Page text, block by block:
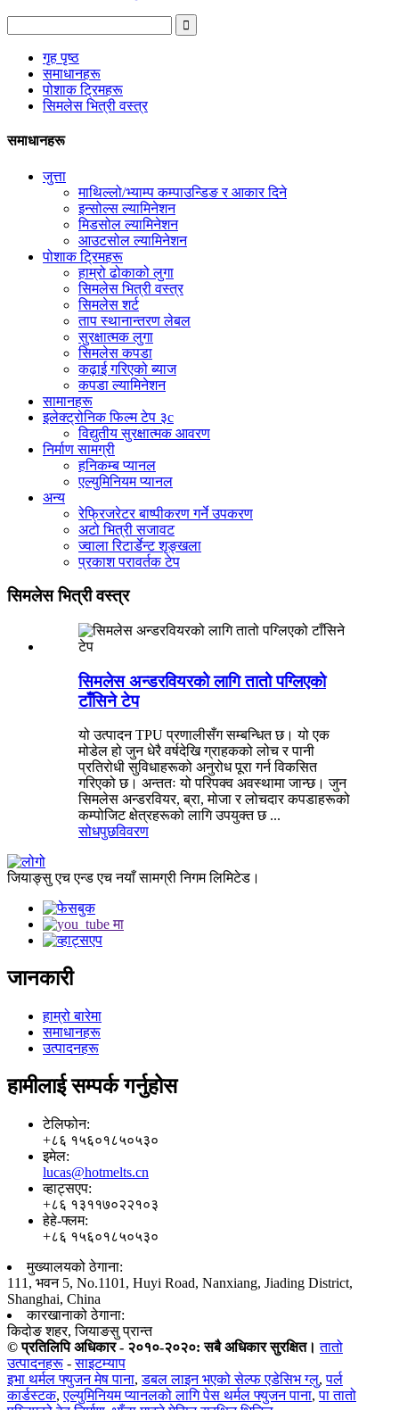
गृह पृष्ठ
समाधानहरू
पोशाक ट्रिमहरू
सिमलेस भित्री वस्त्र
समाधानहरू
जुत्ता
माथिल्लो/भ्याम्प कम्पाउन्डिङ र आकार दिने
इन्सोल्स ल्यामिनेशन
मिडसोल ल्यामिनेशन
आउटसोल ल्यामिनेशन
पोशाक ट्रिमहरू
हाम्रो ढोकाको लुगा
सिमलेस भित्री वस्त्र
सिमलेस शर्ट
ताप स्थानान्तरण लेबल
सुरक्षात्मक लुगा
सिमलेस कपडा
कढ़ाई गरिएको ब्याज
कपडा ल्यामिनेशन
सामानहरू
इलेक्ट्रोनिक फिल्म टेप ३c
विद्युतीय सुरक्षात्मक आवरण
निर्माण सामग्री
हनिकम्ब प्यानल
एल्युमिनियम प्यानल
अन्य
रेफ्रिजरेटर बाष्पीकरण गर्ने उपकरण
अटो भित्री सजावट
ज्वाला रिटार्डेन्ट शृङ्खला
प्रकाश परावर्तक टेप
सिमलेस भित्री वस्त्र
सिमलेस अन्डरवियरको लागि तातो पग्लिएको
टाँसिने टेप
यो उत्पादन TPU प्रणालीसँग सम्बन्धित छ। यो एक
मोडेल हो जुन धेरै वर्षदेखि ग्राहकको लोच र पानी
प्रतिरोधी सुविधाहरूको अनुरोध पूरा गर्न विकसित
गरिएको छ। अन्ततः यो परिपक्व अवस्थामा जान्छ। जुन
सिमलेस अन्डरवियर, ब्रा, मोजा र लोचदार कपडाहरूको
कम्पोजिट क्षेत्रहरूको लागि उपयुक्त छ ...
सोधपुछविवरण
जियाङ्सु एच एन्ड एच नयाँ सामग्री निगम लिमिटेड।
जानकारी
हाम्रो बारेमा
समाधानहरू
उत्पादनहरू
हामीलाई सम्पर्क गर्नुहोस
टेलिफोन:
+८६ १५६०१८५०५३०
इमेल:
lucas@hotmelts.cn
व्हाट्सएप:
+८६ १३११७०२२१०३
हेहे-फ्लम:
+८६ १५६०१८५०५३०
मुख्यालयको ठेगाना:
111, भवन 5, No.1101, Huyi Road, Nanxiang, Jiading District,
Shanghai, China
कारखानाको ठेगाना:
किदोङ शहर, जियाङसु प्रान्त
© प्रतिलिपि अधिकार - २०१०-२०२०: सबै अधिकार सुरक्षित। तातो
उत्पादनहरू -साइटम्याप
इभा थर्मल फ्युजन मेष पाना,डबल लाइन भएको सेल्फ एडेसिभ ग्लु,पर्ल
कार्डस्टक,एल्युमिनियम प्यानलको लागि पेस थर्मल फ्युजन पाना,पा तातो